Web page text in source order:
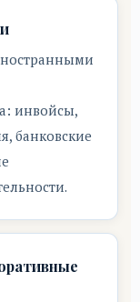
инвойсы,
банковские